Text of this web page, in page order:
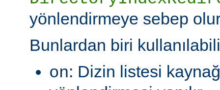
yönlendirmeye sebep
Bunlardan biri
on: Dizin listesi